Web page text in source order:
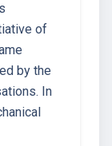
of
by the
In